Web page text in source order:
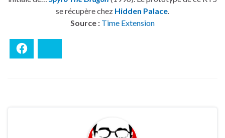
se récupère chez Hidden Palace.
Source : Time Extension